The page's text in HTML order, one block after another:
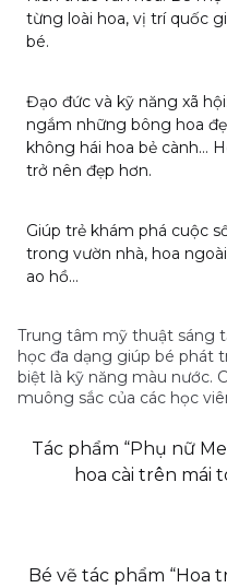
từng loài hoa, vị trí quốc
bé.
Đạo đức và kỹ năng xã
ngắm những bông hoa
không hái hoa bẻ cành…
trở nên đẹp hơn.
Giúp trẻ khám phá cuộc
trong vườn nhà, hoa
ao hồ…
Trung tâm mỹ thuật sáng
học đa dạng giúp bé phát
biệt là kỹ năng màu nước.
muông sắc của các học
Tác phẩm “Phụ nữ
hoa cài trên mái
Bé vẽ tác phẩm “Hoa